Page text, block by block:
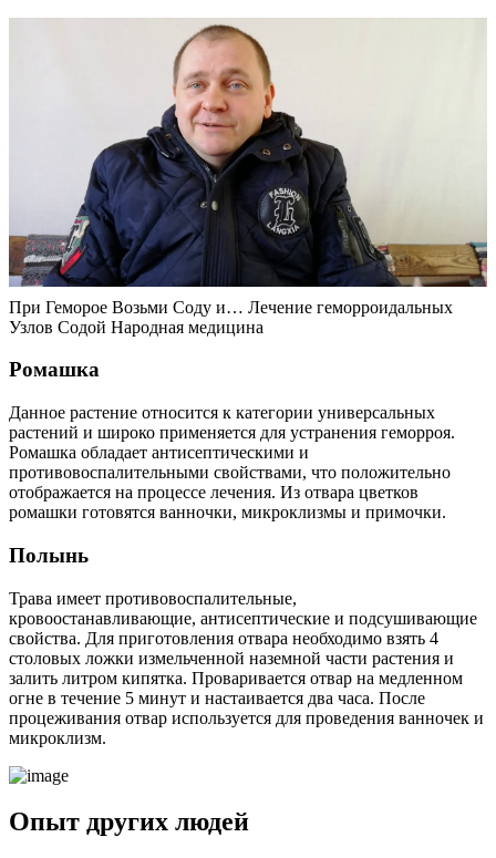
При Геморое Возьми Соду и… Лечение геморроидальных
Узлов Содой Народная медицина
Ромашка
Данное растение относится к категории универсальных
растений и широко применяется для устранения геморроя.
Ромашка обладает антисептическими и
противовоспалительными свойствами, что положительно
отображается на процессе лечения. Из отвара цветков
ромашки готовятся ванночки, микроклизмы и примочки.
Полынь
Трава имеет противовоспалительные,
кровоостанавливающие, антисептические и подсушивающие
свойства. Для приготовления отвара необходимо взять 4
столовых ложки измельченной наземной части растения и
залить литром кипятка. Проваривается отвар на медленном
огне в течение 5 минут и настаивается два часа. После
процеживания отвар используется для проведения ванночек и
микроклизм.
Опыт других людей